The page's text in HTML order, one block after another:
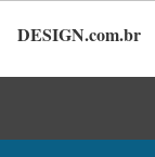
DESIGN.com.br